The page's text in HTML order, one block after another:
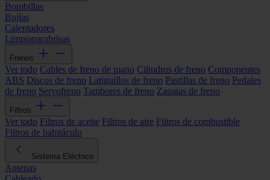
Bombillas
Bujías
Calentadores
Limpiaparabrisas
Frenos
Ver todo Cables de freno de mano Cilindros de freno Componentes
ABS Discos de freno Latiguillos de freno Pastillas de freno Pedales
de freno Servofreno Tambores de freno Zapatas de freno
Filtros
Ver todo Filtros de aceite Filtros de aire Filtros de combustible
Filtros de habitáculo
Sistema Eléctrico
Antenas